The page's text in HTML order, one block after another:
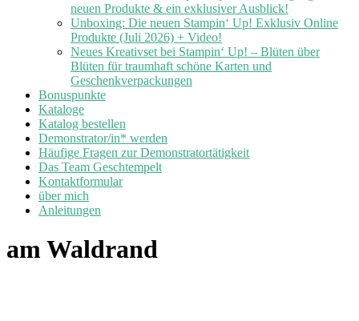
neuen Produkte & ein exklusiver Ausblick!
Unboxing: Die neuen Stampin‘ Up! Exklusiv Online
Produkte (Juli 2026) + Video!
Neues Kreativset bei Stampin‘ Up! – Blüten über
Blüten für traumhaft schöne Karten und
Geschenkverpackungen
Bonuspunkte
Kataloge
Katalog bestellen
Demonstrator/in* werden
Häufige Fragen zur Demonstratortätigkeit
Das Team Geschtempelt
Kontaktformular
über mich
Anleitungen
am Waldrand